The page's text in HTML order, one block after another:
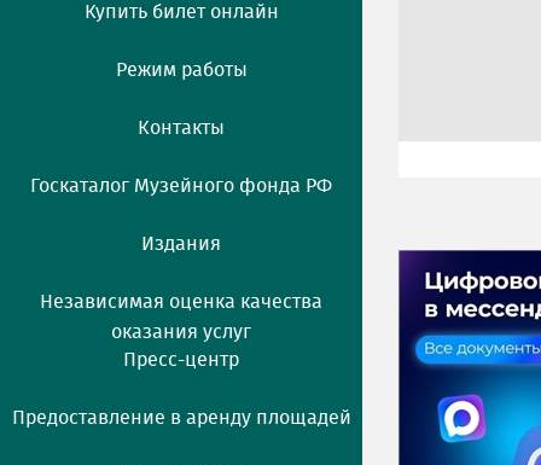
Купить билет онлайн
Режим работы
Контакты
Госкаталог Музейного фонда РФ
Издания
Независимая оценка качества
оказания услуг
Пресс-центр
Предоставление в аренду площадей